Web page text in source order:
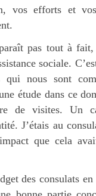
vos efforts et
pas tout à
sociale.
qui nous sont
étude dans ce
de visites. Un
J’étais au
que cela
des consulats